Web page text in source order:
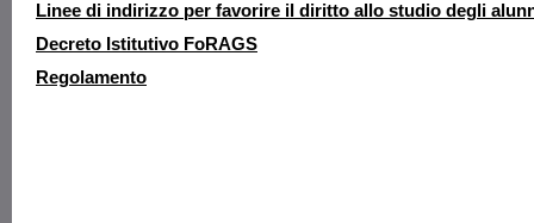
Linee di indirizzo per favorire il diritto allo studio degli
Decreto Istitutivo FoRAGS
Regolamento